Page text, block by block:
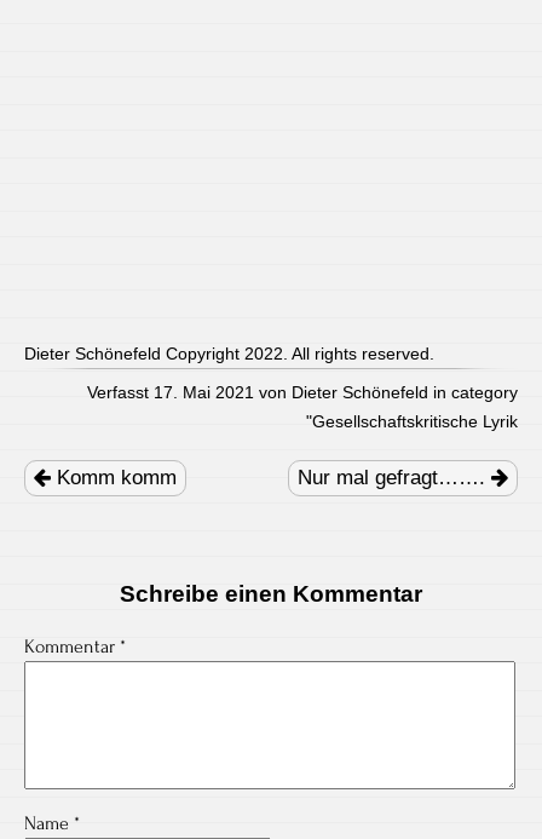
Dieter Schönefeld Copyright 2022. All rights reserved.
Verfasst 17. Mai 2021 von Dieter Schönefeld in category
"Gesellschaftskritische Lyrik
navigation
Komm komm Nur mal gefragt…….
Schreibe einen Kommentar
Kommentar *
Name *